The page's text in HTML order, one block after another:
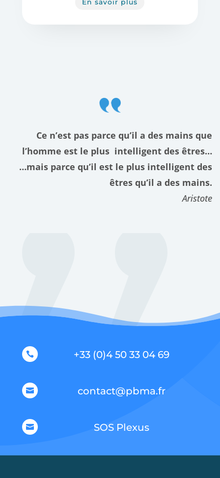
En savoir plus
Ce n’est pas parce qu’il a des mains que
l’homme est le plus intelligent des êtres…
…mais parce qu’il est le plus intelligent des
êtres qu’il a des mains.
Aristote
 +33 (0)4 50 33 04 69
 contact@pbma.fr
 SOS Plexus